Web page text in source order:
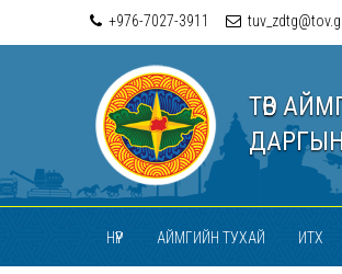
+976-7027-3911
ТӨВ
НҮҮР АЙМГИЙН ТУХАЙ ИТХ